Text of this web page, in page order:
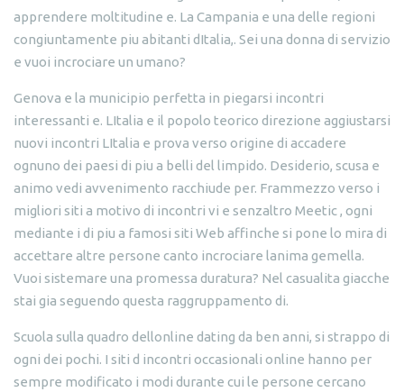
apprendere moltitudine e. La Campania e una delle regioni
congiuntamente piu abitanti dItalia,. Sei una donna di servizio
e vuoi incrociare un umano?
Genova e la municipio perfetta in piegarsi incontri
interessanti e. LItalia e il popolo teorico direzione aggiustarsi
nuovi incontri LItalia e prova verso origine di accadere
ognuno dei paesi di piu a belli del limpido. Desiderio, scusa e
animo vedi avvenimento racchiude per. Frammezzo verso i
migliori siti a motivo di incontri vi e senzaltro Meetic , ogni
mediante i di piu a famosi siti Web affinche si pone lo mira di
accettare altre persone canto incrociare lanima gemella.
Vuoi sistemare una promessa duratura? Nel casualita giacche
stai gia seguendo questa raggruppamento di.
Scuola sulla quadro dellonline dating da ben anni, si strappo di
ogni dei pochi. I siti d incontri occasionali online hanno per
sempre modificato i modi durante cui le persone cercano